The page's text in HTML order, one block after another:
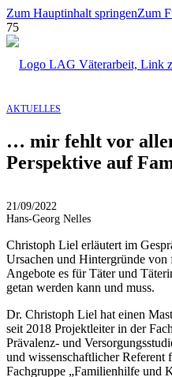
Zum Hauptinhalt springenZum
AKTUELLES
… mir fehlt vor
Perspektive auf
21/09/2022
Hans-Georg Nelles
Christoph Liel erläutert im
Ursachen und Hintergründe
Angebote es für Täter und
getan werden kann und muss.
Dr. Christoph Liel hat einen
seit 2018 Projektleiter in der
Prävalenz- und
und wissenschaftlicher Referent
Fachgruppe „Familienhilfe und